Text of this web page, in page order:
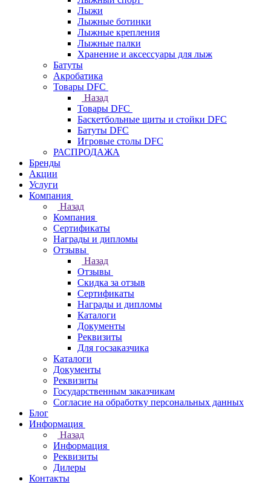
Лыжи
Лыжные ботинки
Лыжные крепления
Лыжные палки
Хранение и аксессуары для лыж
Батуты
Акробатика
Товары DFC
Назад
Товары DFC
Баскетбольные щиты и стойки DFC
Батуты DFC
Игровые столы DFC
РАСПРОДАЖА
Бренды
Акции
Услуги
Компания
Назад
Компания
Сертификаты
Награды и дипломы
Отзывы
Назад
Отзывы
Скидка за отзыв
Сертификаты
Награды и дипломы
Каталоги
Документы
Реквизиты
Для госзаказчика
Каталоги
Документы
Реквизиты
Государственным заказчикам
Согласие на обработку персональных данных
Блог
Информация
Назад
Информация
Реквизиты
Дилеры
Контакты